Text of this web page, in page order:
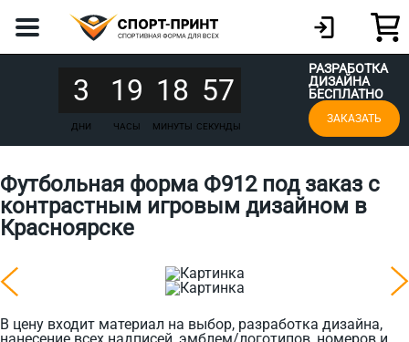
3
ДНИ
19
ЧАСЫ
18
МИНУТЫ
57
СЕКУНДЫ
РАЗРАБОТКА
ДИЗАЙНА
БЕСПЛАТНО
ЗАКАЗАТЬ
Футбольная форма Ф912 под заказ с
контрастным игровым дизайном в
Красноярске
В цену входит материал на выбор, разработка дизайна,